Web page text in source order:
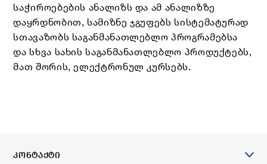
საჭიროებების ანალიზს და ამ ანალიზზე
დაყრდნობით, სამიზნე ჯგუფებს სისტემატურად
სთავაზობს საგანმანათლებლო პროგრამებსა
და სხვა სახის საგანმანათლებლო პროდუქტებს,
მათ შორის, ელექტრონულ კურსებს.
ᲙᲝᲜᲢᲐᲥᲢᲘ